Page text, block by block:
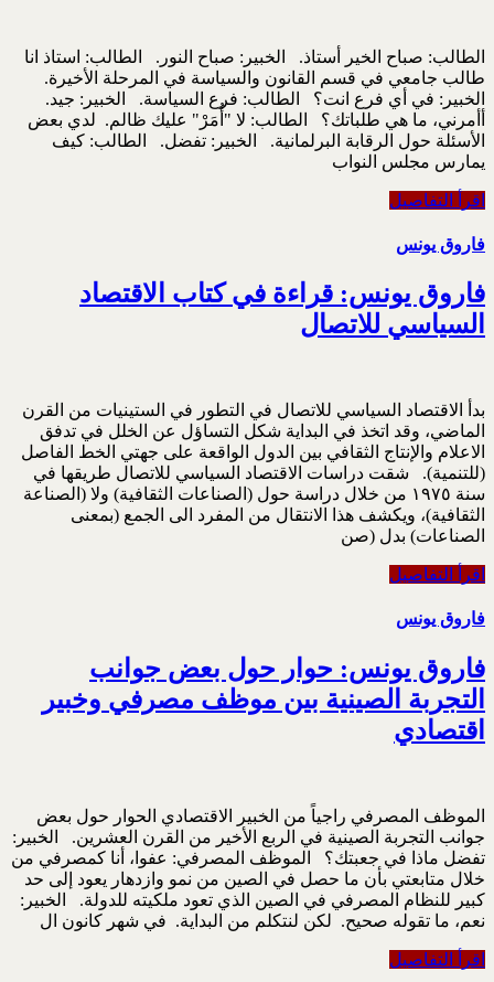
الطالب: صباح الخير أستاذ. الخبير: صباح النور. الطالب: استاذ انا
طالب جامعي في قسم القانون والسياسة في المرحلة الأخيرة.
الخبير: في أي فرع انت؟ الطالب: فرع السياسة. الخبير: جيد.
أأمرني، ما هي طلباتك؟ الطالب: لا "أُمَرْ" عليك ظالم. لدي بعض
الأسئلة حول الرقابة البرلمانية. الخبير: تفضل. الطالب: كيف
يمارس مجلس النواب
اقرأ التفاصيل
فاروق يونس
فاروق يونس: قراءة في كتاب الاقتصاد
السياسي للاتصال
بدأ الاقتصاد السياسي للاتصال في التطور في الستينيات من القرن
الماضي، وقد اتخذ في البداية شكل التساؤل عن الخلل في تدفق
الاعلام والإنتاج الثقافي بين الدول الواقعة على جهتي الخط الفاصل
(للتنمية). شقت دراسات الاقتصاد السياسي للاتصال طريقها في
سنة ١٩٧٥ من خلال دراسة حول (الصناعات الثقافية) ولا (الصناعة
الثقافية)، ويكشف هذا الانتقال من المفرد الى الجمع (بمعنى
الصناعات) بدل (صن
اقرأ التفاصيل
فاروق يونس
فاروق يونس: حوار حول بعض جوانب
التجربة الصينية بين موظف مصرفي وخبير
اقتصادي
الموظف المصرفي راجياً من الخبير الاقتصادي الحوار حول بعض
جوانب التجربة الصينية في الربع الأخير من القرن العشرين. الخبير:
تفضل ماذا في جعبتك؟ الموظف المصرفي: عفوا، أنا كمصرفي من
خلال متابعتي بأن ما حصل في الصين من نمو وازدهار يعود إلى حد
كبير للنظام المصرفي في الصين الذي تعود ملكيته للدولة. الخبير:
نعم، ما تقوله صحيح. لكن لنتكلم من البداية. في شهر كانون ال
اقرأ التفاصيل